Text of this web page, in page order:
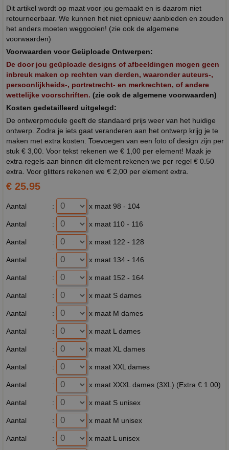
Dit artikel wordt op maat voor jou gemaakt en is daarom niet
retourneerbaar. We kunnen het niet opnieuw aanbieden en zouden
het anders moeten weggooien! (zie ook de algemene
voorwaarden)
Voorwaarden voor Geüploade Ontwerpen:
De door jou geüploade designs of afbeeldingen mogen geen
inbreuk maken op rechten van derden, waaronder auteurs-,
persoonlijkheids-, portretrecht- en merkrechten, of andere
wettelijke voorschriften. (zie ook de algemene voorwaarden)
Kosten gedetailleerd uitgelegd:
De ontwerpmodule geeft de standaard prijs weer van het huidige
ontwerp. Zodra je iets gaat veranderen aan het ontwerp krijg je te
maken met extra kosten. Toevoegen van een foto of design zijn per
stuk € 3,00. Voor tekst rekenen we € 1,00 per element! Maak je
extra regels aan binnen dit element rekenen we per regel € 0.50
extra. Voor glitters rekenen we € 2,00 per element extra.
€ 25.95
Aantal : x maat 98 - 104
Aantal : x maat 110 - 116
Aantal : x maat 122 - 128
Aantal : x maat 134 - 146
Aantal : x maat 152 - 164
Aantal : x maat S dames
Aantal : x maat M dames
Aantal : x maat L dames
Aantal : x maat XL dames
Aantal : x maat XXL dames
Aantal : x maat XXXL dames (3XL) (Extra € 1.00)
Aantal : x maat S unisex
Aantal : x maat M unisex
Aantal : x maat L unisex